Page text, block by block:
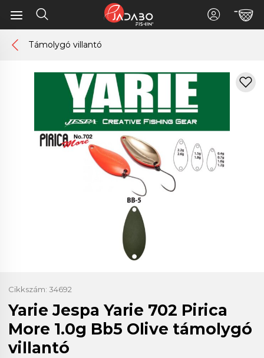
Támolygó villantó
Cikkszám: 34692
Yarie Jespa Yarie 702 Pirica
More 1.0g Bb5 Olive támolygó
villantó